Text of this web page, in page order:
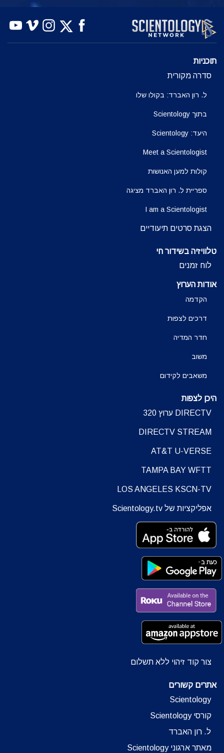
צפה בדוק את הסדרה
תוכניות
סדרה מקורית
ל. רון האברד: בקולו שלו
בתוך Scientology
היעד: Scientology
Meet a Scientologist
קולות למען האנושות
ספריית ל. רון האברד מציגה
I am a Scientologist
הצגת סרטים תיעודיים
טלוויזיה בשידור חי
לוח זמנים
אודות הערוץ
הקדמה
דרכים לצפות
חדר המדיה
משוב
משאבים לקידום
היכן לצפות
DIRECTV ערוץ 320
DIRECTV STREAM
AT&T U-VERSE
TAMPA BAY WFTT
LOS ANGELES KSCN-TV
אפליקציות של Scientology.tv
צור קוד זיהוי ללא תשלום
אתרים קשורים
Scientology
קורסי Scientology
ל. רון האברד
מאתר ארגוני Scientology